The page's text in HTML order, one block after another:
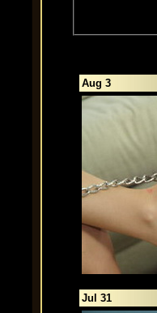
Aug 3
Jul 31